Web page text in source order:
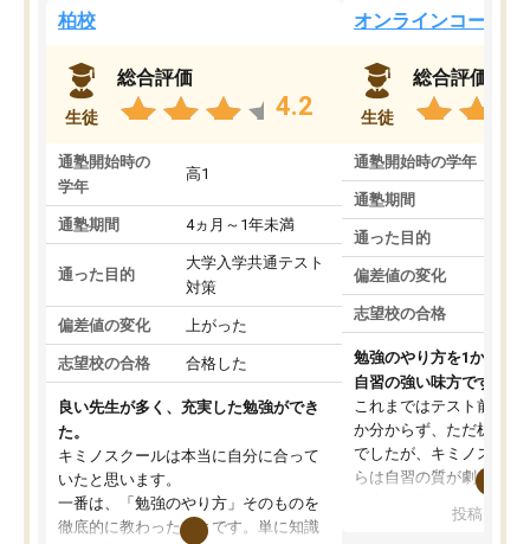
柏校
生徒
総合評価
4.2
通塾開始時の
学年
高1
通塾期間 4ヵ月～1年未満
通った目的
大学入学共通テスト
対策
偏差値の変化 上がった
志望校の合格 合格した
良い先生が多く、充実した勉強ができ
た。
キミノスクールは本当に自分に合って
いたと思います。
一番は、「勉強のやり方」そのものを
徹底的に教わったことです。単に知識
オンラインコース
生徒
総合評価
通塾開始時の学年
通塾期間
通った目的
偏差値の変化
志望校の合格
勉強のやり方を1から教
自習の強い味方です。
これまではテスト前に何
か分からず、ただ机に座
でしたが、キミノスクー
らは自習の質が劇的に変
を明確にしてくれるの
投稿日：